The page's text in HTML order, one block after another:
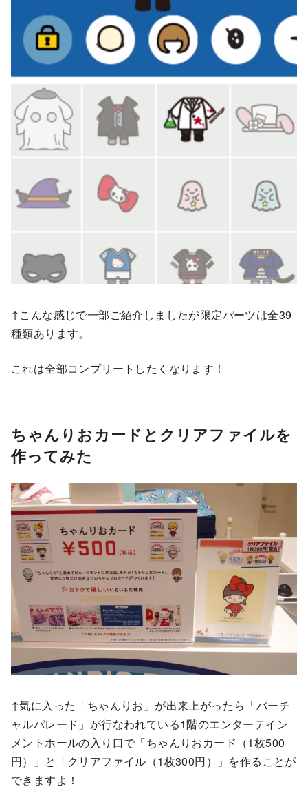
↑こんな感じで一部ご紹介しましたが限定パーツは全39
種類あります。
これは全部コンプリートしたくなります！
ちゃんりおカードとクリアファイルを
作ってみた
↑気に入った「ちゃんりお」が出来上がったら「バーチ
ャルパレード」が行なわれている1階のエンターテイン
メントホールの入り口で「ちゃんりおカード（1枚500
円）」と「クリアファイル（1枚300円）」を作ることが
できますよ！